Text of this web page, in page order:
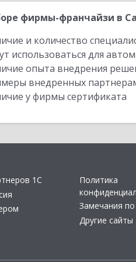
фирмы-франчайзи в
и количество
использоваться для
опыта внедрения
внедренных
у фирмы сертификата
1С
Политика
Замечания по
Другие сайты